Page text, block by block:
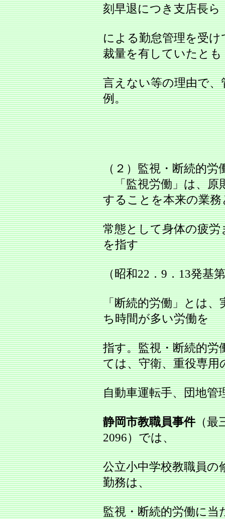
刻早退につき支店長ら
による勤怠管理を受
裁量を有していたとも
言えない等の理由で
例。
（２）監視・断続的労
「監視労働」は、原
することを本来の業務
常態として身体の疲
を指す
（昭和22．9．13発基
「断続的労働」とは、
ち時間が多い労働を
指す。監視・断続的
ては、守衛、重役専用
自動車運転手、団地管
静岡市教職員事件（最
2096）では、
公立小中学校教職員の
勤務は、
監視・断続的労働に